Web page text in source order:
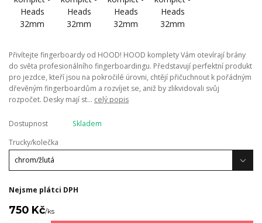
Přivítejte fingerboardy od HOOD! HOOD komplety Vám otevírají brány
do světa profesionálního fingerboardingu. Představují perfektní produkt
pro jezdce, kteří jsou na pokročilé úrovni, chtějí přičuchnout k pořádným
dřevěným fingerboardům a rozvíjet se, aniž by zlikvidovali svůj
rozpočet. Desky mají st... celý popis
Dostupnost
Skladem
Trucky/kolečka
Nejsme plátci DPH
750 Kč/ks